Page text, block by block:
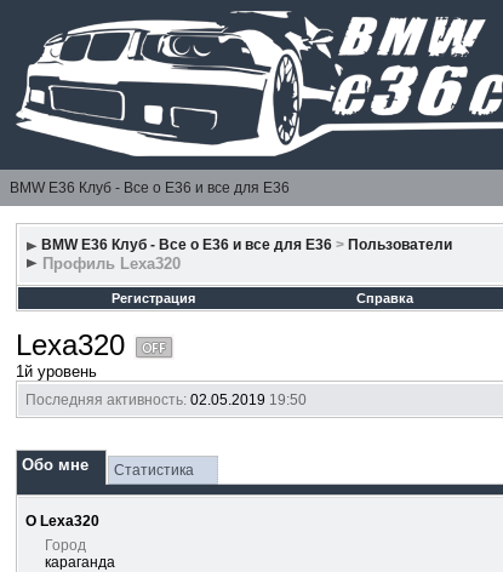
BMW E36 Клуб - Все о Е36 и все для Е36
BMW E36 Клуб - Все о Е36 и все для Е36 > Пользователи
Профиль Lexa320
Регистрация Справка
Lexa320
1й уровень
Последняя активность: 02.05.2019 19:50
Обо мне Статистика
О Lexa320
Город
караганда